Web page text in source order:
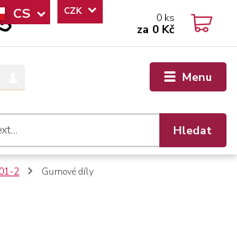
Menu
CS CZK
Hledat
0 ks
za 0 Kč
2 Gumové díly